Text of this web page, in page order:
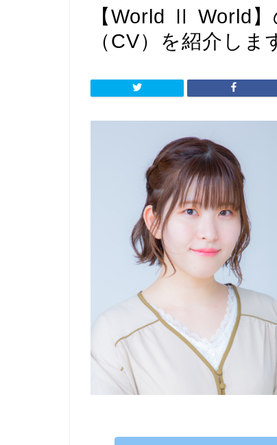
【World Ⅱ World
（CV）を紹介しま